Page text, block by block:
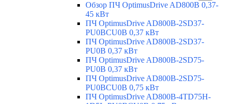
Обзор ПЧ OptimusDrive AD800B 0,37-
45 кВт
ПЧ OptimusDrive AD800B-2SD37-
PU0BCU0B 0,37 кВт
ПЧ OptimusDrive AD800B-2SD37-
PU0B 0,37 кВт
ПЧ OptimusDrive AD800B-2SD75-
PU0B 0,37 кВт
ПЧ OptimusDrive AD800B-2SD75-
PU0BCU0B 0,75 кВт
ПЧ OptimusDrive AD800B-4TD75H-